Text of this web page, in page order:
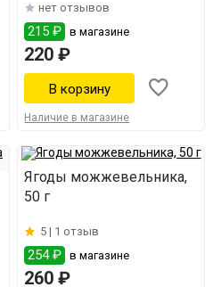
нет отзывов
215 ₽ в магазине
220 ₽
Наличие в магазине
Ягоды можжевельника,
50 г
5 | 1 отзыв
254 ₽ в магазине
260 ₽